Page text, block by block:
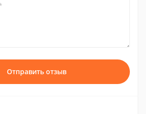
Отправить отзыв